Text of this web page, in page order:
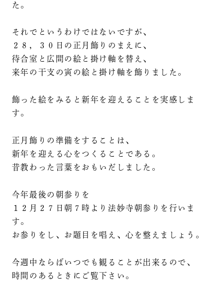
た。
それでというわけではないですが、
２８，３０日の正月飾りのまえに、
待合室と広間の絵と掛け軸を替え、
来年の干支の寅の絵と掛け軸を飾りました。
飾った絵をみると新年を迎えることを実感しま
す。
正月飾りの準備をすることは、
新年を迎える心をつくることである。
昔教わった言葉をおもいだしました。
今年最後の朝参りを
１２月２７日朝７時より法妙寺朝参りを行いま
す。
お参りをし、お題目を唱え、心を整えましょう。
今週中ならばいつでも観ることが出来るので、
時間のあるときにご覧下さい。